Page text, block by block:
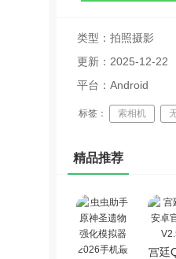
类型：拍照摄影
更新：2025-12-22
06:33:56
平台：Android
标签： 索相机
精品推荐
宫廷